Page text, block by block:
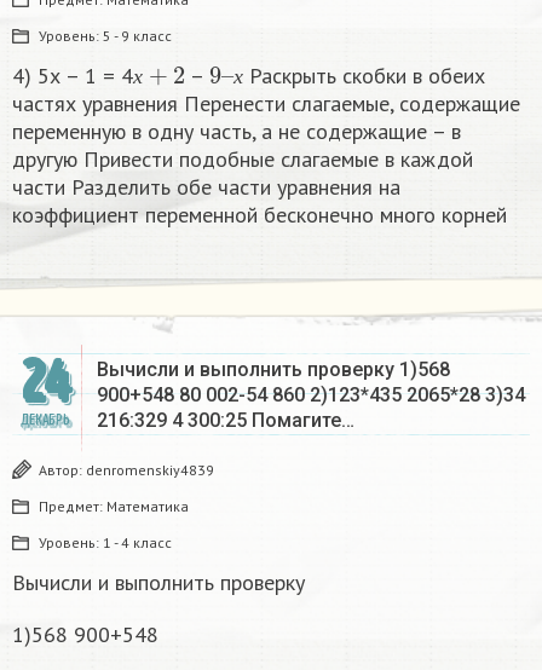
Уровень: 5 - 9 класс
4) 5х – 1 = 4х – х
9х
Раскрыть скобки в обеих
частях уравнения Перенести слагаемые, содержащие
переменную в одну часть, а не содержащие – в
другую Привести подобные слагаемые в каждой
части Разделить обе части уравнения на
коэффициент переменной бесконечно много корней​
24
ДЕКАБРЬ
Вычисли и выполнить проверку 1)568
900+548 80 002-54 860 2)123*435 2065*28 3)34
216:329 4 300:25 Помагите…
Автор: denromenskiy4839
Предмет: Математика
Уровень: 1 - 4 класс
Вычисли и выполнить проверку
1)568 900+548